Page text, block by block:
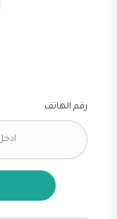
رقم الهاتف